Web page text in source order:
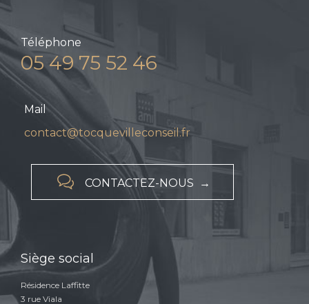
Téléphone
05 49 75 52 46
Mail
contact@tocquevilleconseil.fr
 CONTACTEZ-NOUS →
Siège social
Résidence Laffitte
3 rue Viala